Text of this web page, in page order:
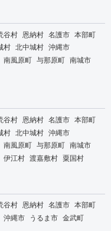
谷村 恩納村 名護市 本部町
村 北中城村 沖縄市
南風原町 与那原町 南城市
谷村 恩納村 名護市 本部町
村 北中城村 沖縄市
南風原町 与那原町 南城市
伊江村 渡嘉敷村 粟国村
谷村 恩納村 名護市 本部町
沖縄市 うるま市 金武町